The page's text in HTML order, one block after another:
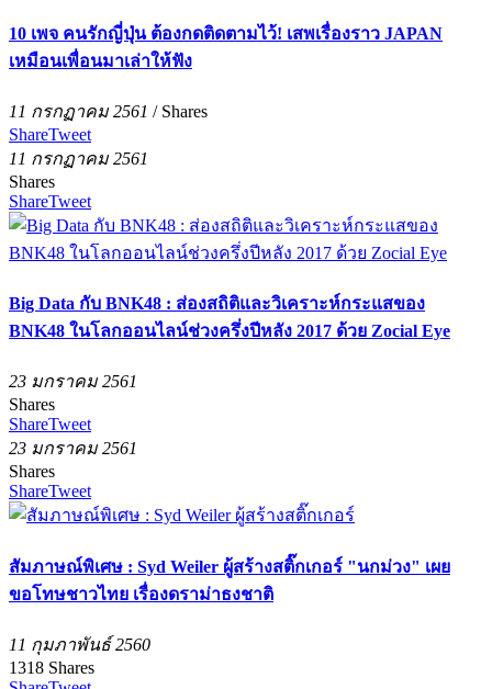
10 เพจ คนรักญี่ปุ่น ต้องกดติดตามไว้! เสพเรื่องราว JAPAN
เหมือนเพื่อนมาเล่าให้ฟัง
11 กรกฏาคม 2561 / Shares
ShareTweet
11 กรกฏาคม 2561
Shares
ShareTweet
Big Data กับ BNK48 : ส่องสถิติและวิเคราะห์กระแสของ
BNK48 ในโลกออนไลน์ช่วงครึ่งปีหลัง 2017 ด้วย Zocial Eye
23 มกราคม 2561
Shares
ShareTweet
23 มกราคม 2561
Shares
ShareTweet
สัมภาษณ์พิเศษ : Syd Weiler ผู้สร้างสติ๊กเกอร์ "นกม่วง" เผย
ขอโทษชาวไทย เรื่องดราม่าธงชาติ
11 กุมภาพันธ์ 2560
1318 Shares